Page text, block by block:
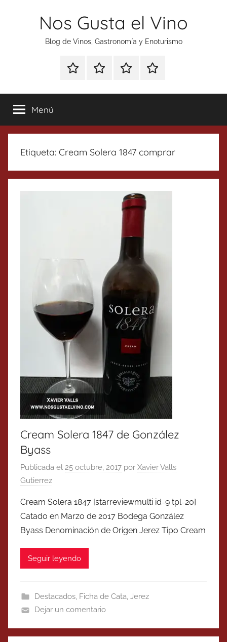
Nos Gusta el Vino
Blog de Vinos, Gastronomía y Enoturismo
Especial
Tonics
Enoturismo
Gastronomía
RankingContacto
Menú
Etiqueta: Cream Solera 1847 comprar
Cream Solera 1847 de González
Byass
Publicada el 25 octubre, 2017 por Xavier Valls
Gutierrez
Cream Solera 1847 [starreviewmulti id=9 tpl=20]
Catado en Marzo de 2017 Bodega González
Byass Denominación de Origen Jerez Tipo Cream
Seguir leyendo
Destacados, Ficha de Cata, Jerez
Dejar un comentario